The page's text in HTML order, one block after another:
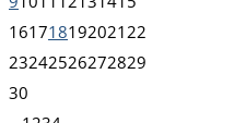
161718192021 22
23242526272829
30